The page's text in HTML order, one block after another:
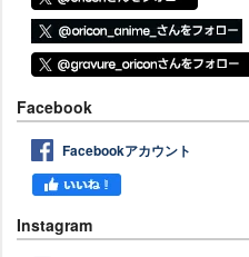
Facebook
Facebookアカウント
Instagram